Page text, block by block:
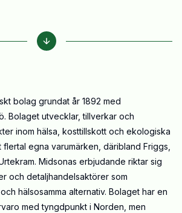
bolag grundat år 1892 med
Bolaget utvecklar, tillverkar och
inom hälsa, kosttillskott och ekologiska
egna varumärken, däribland Friggs,
Midsonas erbjudande riktar sig
och detaljhandelsaktörer som
hälsosamma alternativ. Bolaget har en
med tyngdpunkt i Norden, men